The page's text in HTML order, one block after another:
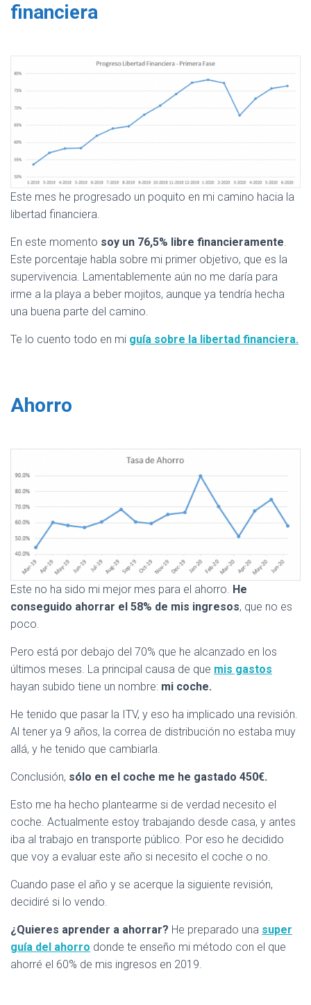
financiera
Este mes he progresado un poquito en mi camino hacia la
libertad financiera.
En este momento soy un 76,5% libre financieramente
Este porcentaje habla sobre mi primer objetivo, que es la
supervivencia. Lamentablemente aún no me daría para
irme a la playa a beber mojitos, aunque ya tendría hecha
una buena parte del camino.
Te lo cuento todo en mi guía sobre la libertad financiera.
Ahorro
Este no ha sido mi mejor mes para el ahorro. He
conseguido ahorrar el 58% de mis ingresos, que no es
poco.
Pero está por debajo del 70% que he alcanzado en los
últimos meses. La principal causa de que mis gastos
hayan subido tiene un nombre: mi coche.
He tenido que pasar la ITV, y eso ha implicado una revisión.
Al tener ya 9 años, la correa de distribución no estaba muy
allá, y he tenido que cambiarla.
Conclusión, sólo en el coche me he gastado 450€.
Esto me ha hecho plantearme si de verdad necesito el
coche. Actualmente estoy trabajando desde casa, y antes
iba al trabajo en transporte público. Por eso he decidido
que voy a evaluar este año si necesito el coche o no.
Cuando pase el año y se acerque la siguiente revisión,
decidiré si lo vendo.
¿Quieres aprender a ahorrar? He preparado una super
guía del ahorro donde te enseño mi método con el que
ahorré el 60% de mis ingresos en 2019.